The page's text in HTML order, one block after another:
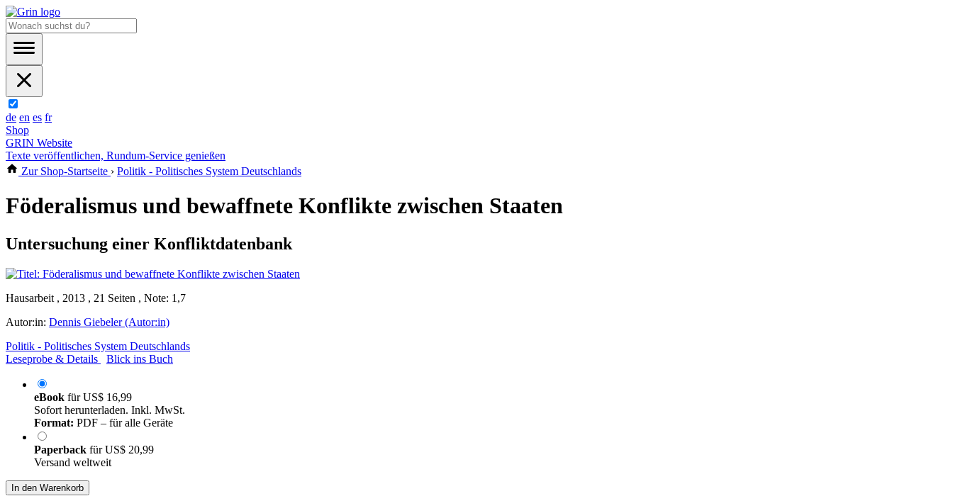
de en es fr
Shop
GRIN Website
Texte veröffentlichen, Rundum-Service genießen
Zur Shop-Startseite › Politik - Politisches System Deutschlands
Föderalismus und bewaffnete Konflikte zwischen Staaten
Untersuchung einer Konfliktdatenbank
Hausarbeit , 2013 , 21 Seiten , Note: 1,7
Autor:in: Dennis Giebeler (Autor:in)
Politik - Politisches System Deutschlands
Leseprobe & Details
Blick ins Buch
eBook fürUS$ 16,99
Sofort herunterladen. Inkl. MwSt.
Format: PDF – für alle Geräte
Paperback fürUS$ 20,99
Versand weltweit
In den Warenkorb